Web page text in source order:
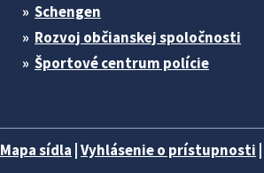
Schengen
Rozvoj občianskej spoločnosti
Športové centrum polície
Mapa sídla |Vyhlásenie o prístupnosti |